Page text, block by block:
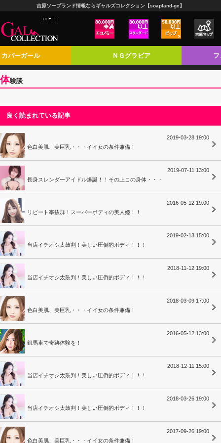
吉原ソープランド情報ならギャルズコレクション【soapland-gc】
カバーガール ＮＧグラビア
体験談
良く読まれている記事
2019-03-28 19:00
色白美肌、美巨乳・・・イイ女の条件兼備！
2019-07-11 13:00
長身スレンダーアイドル爆誕！！その上この身体・・・
2016-05-12 19:00
リピート率抜群！スーパーボディの美人姫！！
2019-02-13 15:00
当店イチオシ太鼓判！美しい圧倒的ボディ！！！
2018-11-12 19:00
当店イチオシ太鼓判！美しい圧倒的ボディ！！！
2018-03-09 17:00
色白美肌、美巨乳・・・イイ女の条件兼備！
2016-05-12 13:00
銀馬車で奇跡体験を！
2018-12-11 15:00
当店イチオシ太鼓判！美しい圧倒的ボディ！！！
2018-03-26 19:00
当店イチオシ太鼓判！美しい圧倒的ボディ！！！
2017-09-26 19:00
色白美肌、美巨乳・・・イイ女の条件兼備！